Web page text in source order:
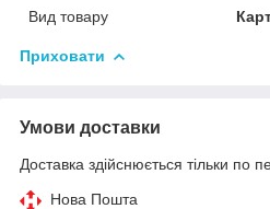
Вид товару
Приховати
Умови доставки
Доставка здійснюється тільки по
Нова Пошта